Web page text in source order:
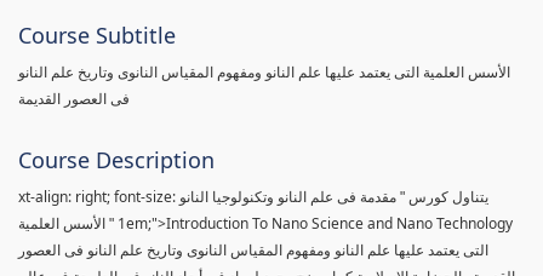
Course Subtitle
الأسس العلمية التى يعتمد عليها علم النانو ومفهوم المقياس النانوى وتاريخ علم النانو
فى العصور القديمة
Course Description
يتناول كورس " مقدمة فى علم النانو وتكنولوجيا النانو xt-align: right; font-size:
1em;">Introduction To Nano Science and Nano Technology " الأسس العلمية
التى يعتمد عليها علم النانو ومفهوم المقياس النانوى وتاريخ علم النانو فى العصور